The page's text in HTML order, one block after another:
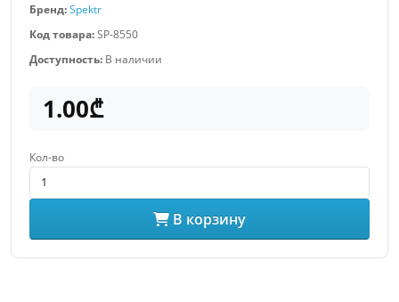
Бренд:Spektr
Код товара:SP-8550
Доступность: В наличии
1.00₾
Кол-во
В корзину